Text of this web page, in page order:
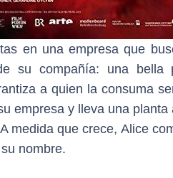
en una empresa que
su compañía: una bella
a quien la consuma
empresa y lleva una
medida que crece, Alice
nombre.